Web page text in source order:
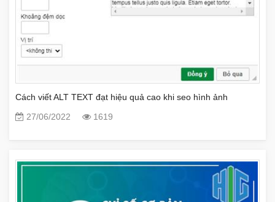
Cách viết ALT TEXT đạt hiệu quả cao khi seo hình ảnh
27/06/2022
1619